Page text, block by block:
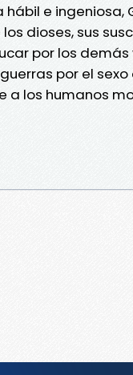
e ingeniosa,
dioses, sus
por los demás
por el sexo
a los humanos